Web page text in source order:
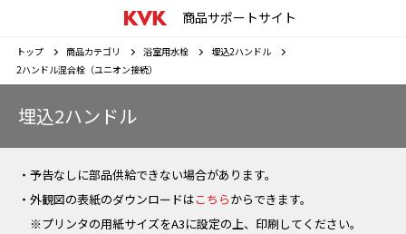
商品サポートサイト
トップ 商品カテゴリ 浴室用水栓
埋込2ハンドル
2ハンドル混合栓（ユニオン接続）
埋込2ハンドル
・予告なしに部品供給できない場合があります。
・外観図の表紙のダウンロードはこちらからできます。
※プリンタの用紙サイズをA3に設定の上、印刷してください。